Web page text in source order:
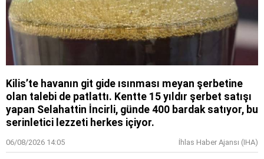
Kilis’te havanın git gide ısınması meyan şerbetine
olan talebi de patlattı. Kentte 15 yıldır şerbet satışı
yapan Selahattin İncirli, günde 400 bardak satıyor, bu
serinletici lezzeti herkes içiyor.
06/08/2026 14:05 İhlas Haber Ajansı (IHA)